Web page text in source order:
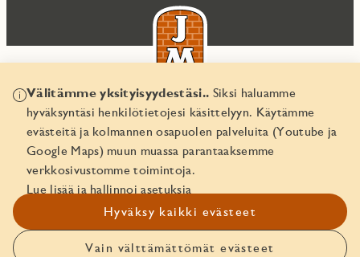
Välitämme yksityisyydestäsi.. Siksi haluamme
hyväksyntäsi henkilötietojesi käsittelyyn. Käytämme
evästeitä ja kolmannen osapuolen palveluita (Youtube ja
Google Maps) muun muassa parantaaksemme
verkkosivustomme toimintoja.
Lue lisää ja hallinnoi asetuksia
Hyväksy kaikki evästeet
Vain välttämättömät evästeet
© JM Suomi OY 2026
Yritystunnus 1974161-8